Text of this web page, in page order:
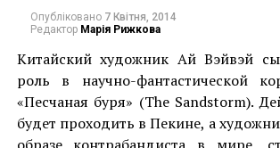
Опубліковано 7 Квітня, 2014
Редактор Марія Рижкова
Китайский художник Ай Вэйвэй
роль в научно-фантастической
«Песчаная буря» (The Sandstorm).
будет проходить в Пекине, а